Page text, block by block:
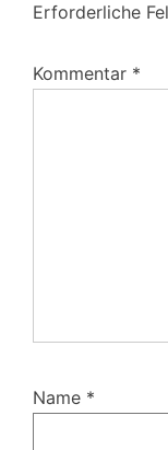
Erforderliche
Kommentar *
Name *